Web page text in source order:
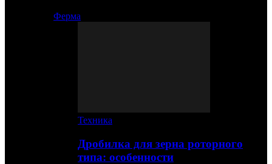
Ферма
Техника
Дробилка для зерна роторного
типа: особенности